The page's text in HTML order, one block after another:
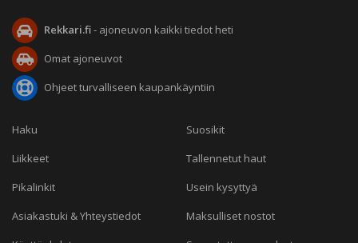
Rekkari.fi- ajoneuvon kaikki tiedot heti
Omat ajoneuvot
Ohjeet turvalliseen kaupankäyntiin
Haku
Liikkeet
Pikalinkit
Asiakastuki & Yhteystiedot
Suosikit
Tallennetut haut
Usein kysyttyä
Maksulliset nostot